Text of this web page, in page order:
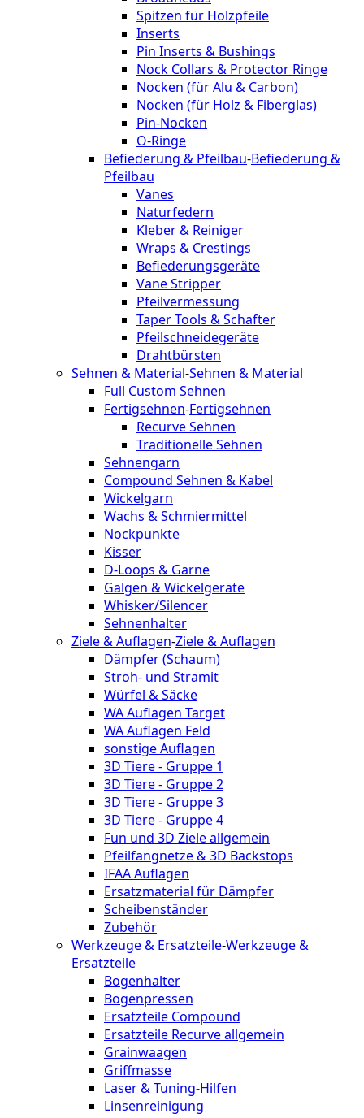
Spitzen für Holzpfeile
Inserts
Pin Inserts & Bushings
Nock Collars & Protector Ringe
Nocken (für Alu & Carbon)
Nocken (für Holz & Fiberglas)
Pin-Nocken
O-Ringe
Befiederung & Pfeilbau-Befiederung &
Pfeilbau
Vanes
Naturfedern
Kleber & Reiniger
Wraps & Crestings
Befiederungsgeräte
Vane Stripper
Pfeilvermessung
Taper Tools & Schafter
Pfeilschneidegeräte
Drahtbürsten
Sehnen & Material-Sehnen & Material
Full Custom Sehnen
Fertigsehnen-Fertigsehnen
Recurve Sehnen
Traditionelle Sehnen
Sehnengarn
Compound Sehnen & Kabel
Wickelgarn
Wachs & Schmiermittel
Nockpunkte
Kisser
D-Loops & Garne
Galgen & Wickelgeräte
Whisker/Silencer
Sehnenhalter
Ziele & Auflagen-Ziele & Auflagen
Dämpfer (Schaum)
Stroh- und Stramit
Würfel & Säcke
WA Auflagen Target
WA Auflagen Feld
sonstige Auflagen
3D Tiere - Gruppe 1
3D Tiere - Gruppe 2
3D Tiere - Gruppe 3
3D Tiere - Gruppe 4
Fun und 3D Ziele allgemein
Pfeilfangnetze & 3D Backstops
IFAA Auflagen
Ersatzmaterial für Dämpfer
Scheibenständer
Zubehör
Werkzeuge & Ersatzteile-Werkzeuge &
Ersatzteile
Bogenhalter
Bogenpressen
Ersatzteile Compound
Ersatzteile Recurve allgemein
Grainwaagen
Griffmasse
Laser & Tuning-Hilfen
Linsenreinigung